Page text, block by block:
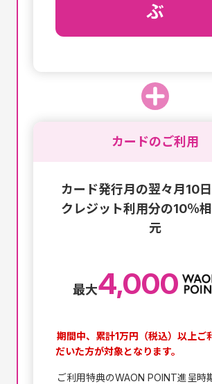
ぶ
カードのご利用
カード発行月の翌々月10
クレジット利用分の10％
元
最大4,000
期間中、累計1万円（税込）以上ご
だいた方が対象となります。
ご利用特典のWAON POINT進呈時